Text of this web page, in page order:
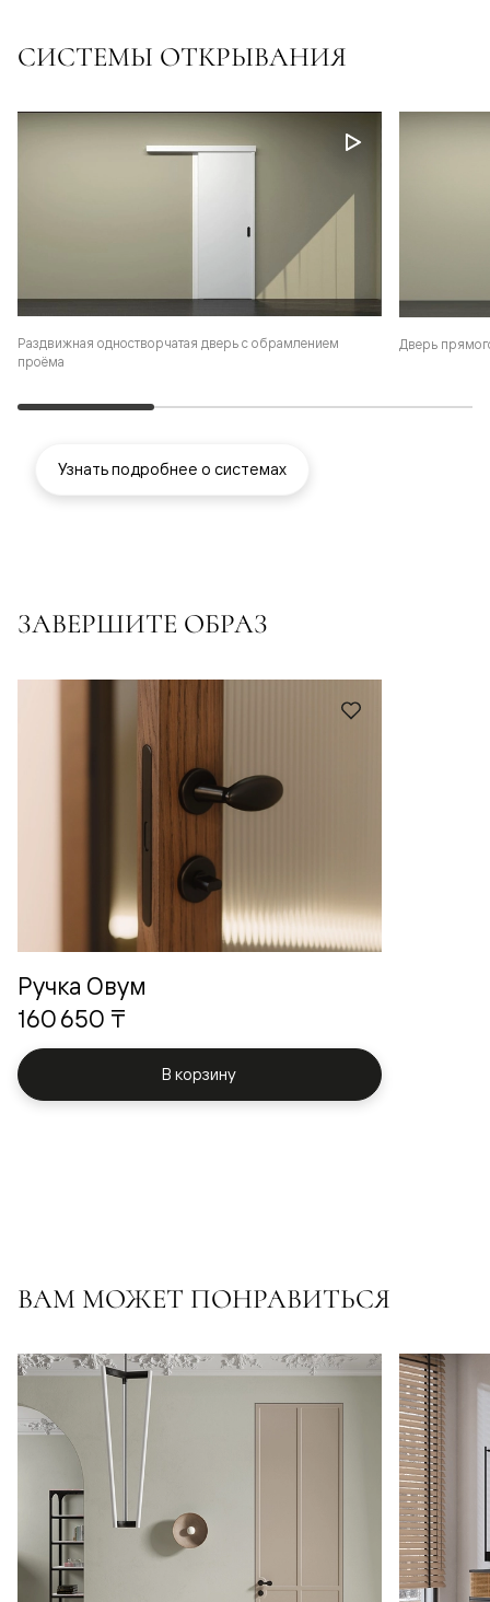
СИСТЕМЫ ОТКРЫВАНИЯ
Раздвижная одностворчатая дверь с обрамлением
проёма
Дверь
Узнать подробнее о системах
ЗАВЕРШИТЕ ОБРАЗ
Ручка Овум
160 650 ₸
В корзину
ВАМ МОЖЕТ ПОНРАВИТЬСЯ